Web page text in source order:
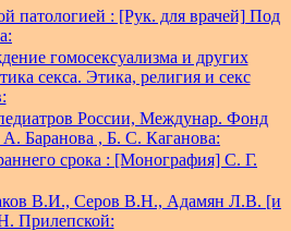
патологией : [Рук. для врачей] Под
гомосексуализма и других
секса. Этика, религия и секс
России, Междунар. Фонд
Баранова , Б. С. Каганова:
срока : [Монография] С. Г.
В.И., Серов В.Н., Адамян Л.В. [и
Прилепской: